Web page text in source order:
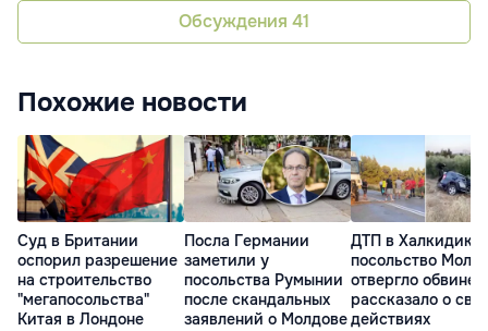
Обсуждения 41
Похожие новости
Суд в Британии
оспорил разрешение
на строительство
"мегапосольства"
Китая в Лондоне
Посла Германии
заметили у
посольства Румынии
после скандальных
заявлений о Молдове
ДТП в Халкидики:
посольство
отвергло
рассказало о
действиях